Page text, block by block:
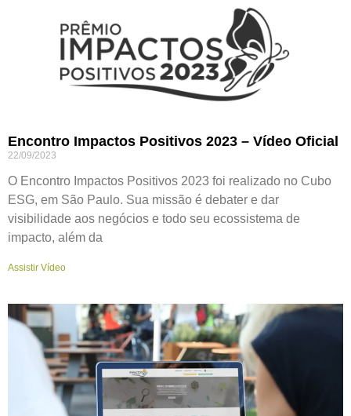
Encontro Impactos Positivos 2023 – Vídeo Oficial
22/09/2023
O Encontro Impactos Positivos 2023 foi realizado no Cubo
ESG, em São Paulo. Sua missão é debater e dar
visibilidade aos negócios e todo seu ecossistema de
impacto, além da
Assistir Vídeo